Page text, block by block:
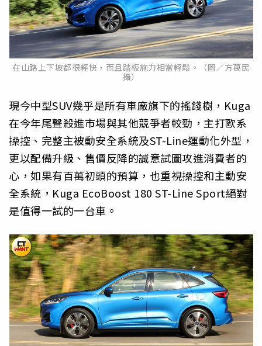
在山路上下坡都很輕快，而且踏板施力相當輕鬆。（圖／方萬民
攝）
現今中型SUV幾乎是所有車廠旗下的搖錢樹，Kuga
在今年尾聲殺進市場與其他競爭者較勁，主打歐系
操控、完整主被動安全系統及ST-Line運動化外型，
更以配備升級、售價反降的誠意試圖攻進消費者的
心，如果有百萬初頭的預算，也重視操控和主動安
全系統，Kuga EcoBoost 180 ST-Line Sport絕對
是值得一試的一台車。